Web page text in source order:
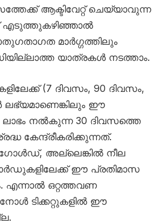
ആക്ടിവേറ്റ് ചെയ്യാവുന്ന
മാർഗ്ഗത്തിലും
യാത്രകൾ നടത്താം.
(7 ദിവസം, 90 ദിവസം,
ലഭ്യമാണെങ്കിലും ഈ
നൽകുന്ന 30 ദിവസത്തെ
കേന്ദ്രീകരിക്കുന്നത്.
അല്ലെങ്കിൽ നീല
ഈ പ്രതിമാസ
ഒറ്റത്തവണ
ടിക്കറ്റുകളിൽ ഈ